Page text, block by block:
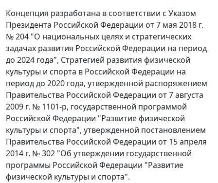
Концепция разработана в соответствии с Указом
Президента Российской Федерации от 7 мая 2018 г.
№ 204 "О национальных целях и стратегических
задачах развития Российской Федерации на период
до 2024 года", Стратегией развития физической
культуры и спорта в Российской Федерации на
период до 2020 года, утвержденной распоряжением
Правительства Российской Федерации от 7 августа
2009 г. № 1101-р, государственной программой
Российской Федерации "Развитие физической
культуры и спорта", утвержденной постановлением
Правительства Российской Федерации от 15 апреля
2014 г. № 302 "Об утверждении государственной
программы Российской Федерации "Развитие
физической культуры и спорта".